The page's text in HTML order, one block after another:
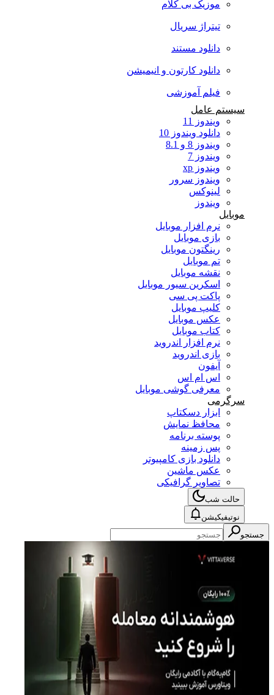
موزیک بی کلام
تیتراژ سریال
دانلود مستند
دانلود کارتون و انیمیشن
فیلم آموزشی
سیستم عامل
ویندوز 11
دانلود ویندوز 10
ویندوز 8 و 8.1
ویندوز 7
ویندوز xp
ویندوز سرور
لینوکس
ویندوز
موبایل
نرم افزار موبایل
بازی موبایل
رینگتون موبایل
تم موبایل
نقشه موبایل
اسکرین سیور موبایل
پاکت پی سی
کلیپ موبایل
عکس موبایل
کتاب موبایل
نرم افزار اندروید
بازی اندروید
آیفون
اس ام اس
معرفی گوشی موبایل
سرگرمی
ابزار دسکتاپ
محافظ نمایش
پوسته برنامه
پس زمینه
دانلود بازی کامپیوتر
عکس ماشین
تصاویر گرافیکی
حالت شب
نوتیفیکیشن
جستجو